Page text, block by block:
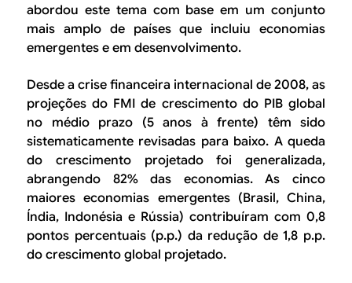
abordou este tema com base em um conjunto
mais amplo de países que incluiu economias
emergentes e em desenvolvimento.
Desde a crise financeira internacional de 2008, as
projeções do FMI de crescimento do PIB global
no médio prazo (5 anos à frente) têm sido
sistematicamente revisadas para baixo. A queda
do crescimento projetado foi generalizada,
abrangendo 82% das economias. As cinco
maiores economias emergentes (Brasil, China,
Índia, Indonésia e Rússia) contribuíram com 0,8
pontos percentuais (p.p.) da redução de 1,8 p.p.
do crescimento global projetado.